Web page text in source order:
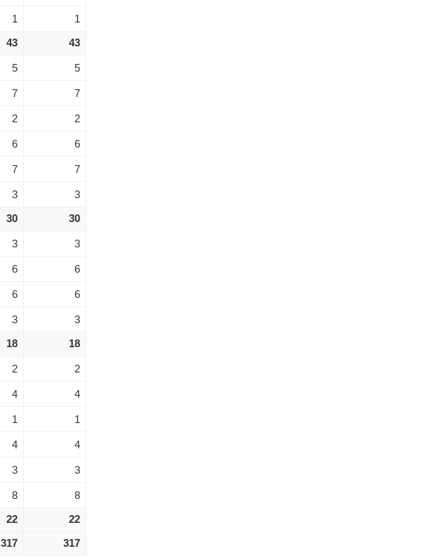
1 1
43 43
5 5
7 7
2 2
6 6
7 7
3 3
30 30
3 3
6 6
6 6
3 3
18 18
2 2
4 4
1 1
4 4
3 3
8 8
22 22
317 317